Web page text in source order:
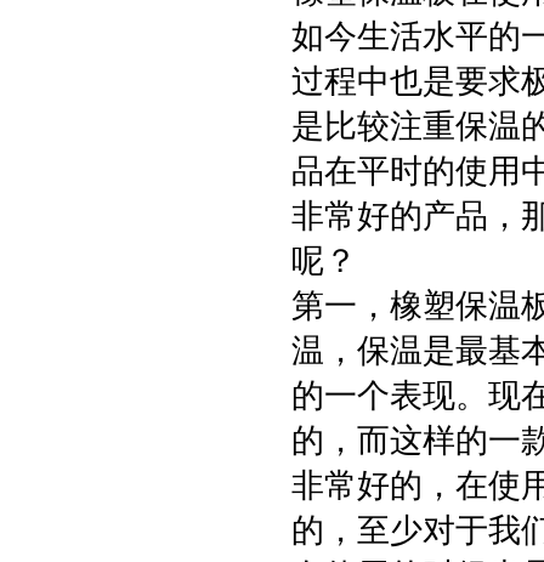
如今生活水平的
过程中也是要求
是比较注重保温
品在平时的使用
非常好的产品，
呢？
第一，橡塑保温
温，保温是最基
的一个表现。现
的，而这样的一
非常好的，在使
的，至少对于我